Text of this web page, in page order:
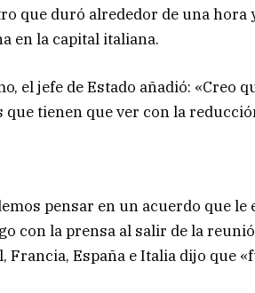
que duró alrededor de una hora
en la capital italiana.
el jefe de Estado añadió:
que tienen que ver con la
pensar en un acuerdo que
con la prensa al salir de la
Francia, España e Italia dijo que